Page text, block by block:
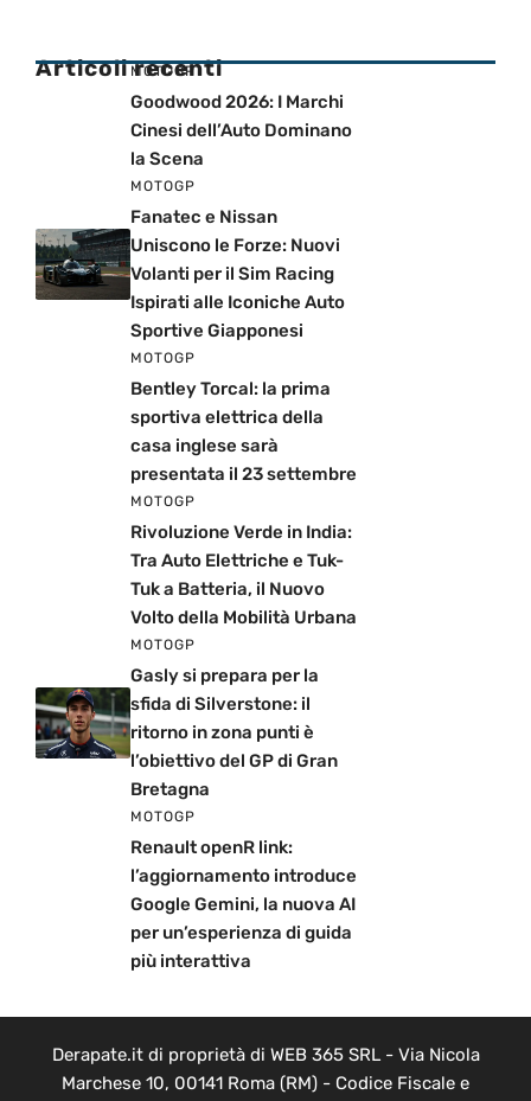
Articoli recenti
MOTOGP
Goodwood 2026: I Marchi
Cinesi dell’Auto Dominano
la Scena
MOTOGP
Fanatec e Nissan
Uniscono le Forze: Nuovi
Volanti per il Sim Racing
Ispirati alle Iconiche Auto
Sportive Giapponesi
MOTOGP
Bentley Torcal: la prima
sportiva elettrica della
casa inglese sarà
presentata il 23 settembre
MOTOGP
Rivoluzione Verde in India:
Tra Auto Elettriche e Tuk-
Tuk a Batteria, il Nuovo
Volto della Mobilità Urbana
MOTOGP
Gasly si prepara per la
sfida di Silverstone: il
ritorno in zona punti è
l’obiettivo del GP di Gran
Bretagna
MOTOGP
Renault openR link:
l’aggiornamento introduce
Google Gemini, la nuova AI
per un’esperienza di guida
più interattiva
Derapate.it di proprietà di WEB 365 SRL - Via Nicola
Marchese 10, 00141 Roma (RM) - Codice Fiscale e